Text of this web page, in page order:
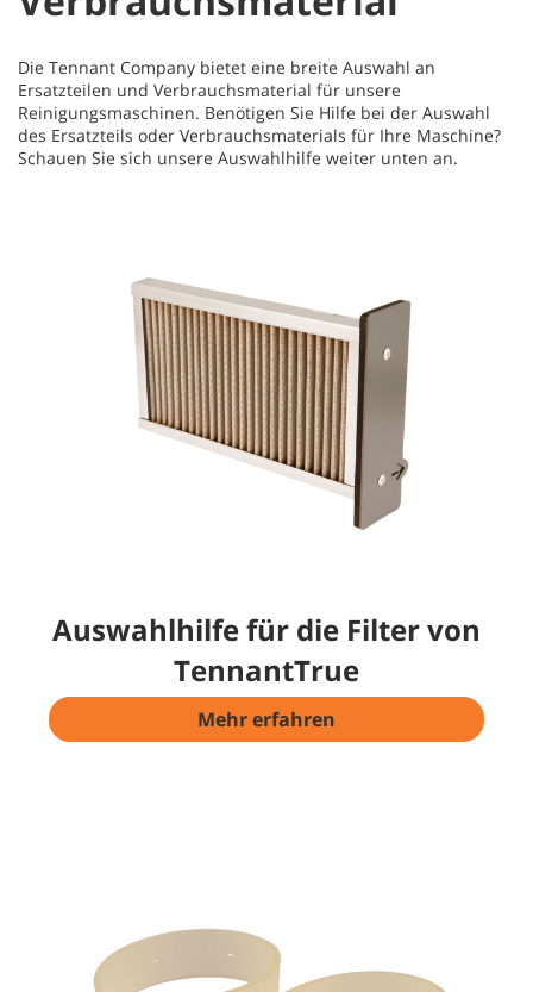
Die Tennant Company bietet eine breite Auswahl an
Ersatzteilen und Verbrauchsmaterial für unsere
Reinigungsmaschinen. Benötigen Sie Hilfe bei der Auswahl
des Ersatzteils oder Verbrauchsmaterials für Ihre Maschine?
Schauen Sie sich unsere Auswahlhilfe weiter unten an.
Auswahlhilfe für die Filter von
TennantTrue
Mehr erfahren